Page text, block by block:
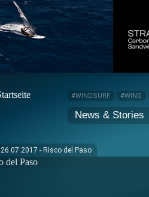
#WINDSURF #WING
News & Stories
26.07.2017 - Risco del Paso